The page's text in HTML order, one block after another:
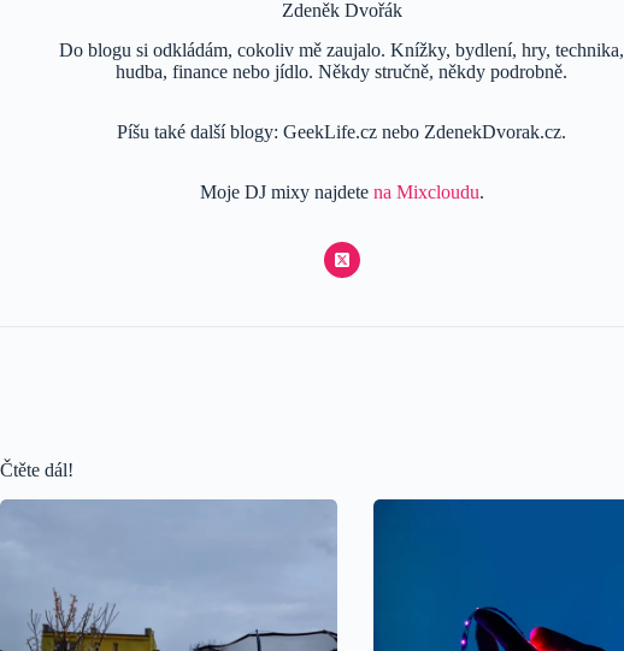
Zdeněk Dvořák
Do blogu si odkládám, cokoliv mě zaujalo. Knížky, bydlení, hry, technika,
hudba, finance nebo jídlo. Někdy stručně, někdy podrobně.
Píšu také další blogy: GeekLife.cz nebo ZdenekDvorak.cz.
Moje DJ mixy najdete na Mixcloudu.
Čtěte dál!